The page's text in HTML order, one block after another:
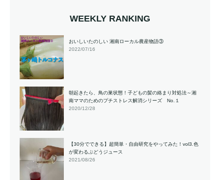
WEEKLY RANKING
おいしいたのしい 湘南ローカル農産物語③
2022/07/16
朝起きたら、鳥の巣状態！子どもの髪の絡まり対処法～湘
南ママのためのプチストレス解消シリーズ No.１
2020/12/28
【30分でできる】超簡単・自由研究をやってみた！vol3.色
が変わるぶどうジュース
2021/08/26